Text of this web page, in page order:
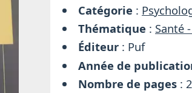
Catégorie :
Thématique : Santé
Éditeur : Puf
Année de
Nombre de pages :